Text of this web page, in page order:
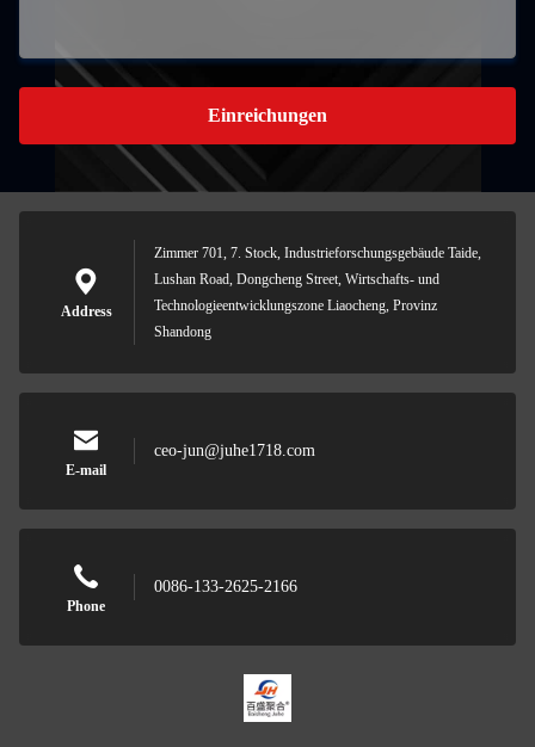
Einreichungen
Address
Zimmer 701, 7. Stock, Industrieforschungsgebäude Taide,
Lushan Road, Dongcheng Street, Wirtschafts- und
Technologieentwicklungszone Liaocheng, Provinz
Shandong
E-mail
ceo-jun@juhe1718.com
Phone
0086-133-2625-2166